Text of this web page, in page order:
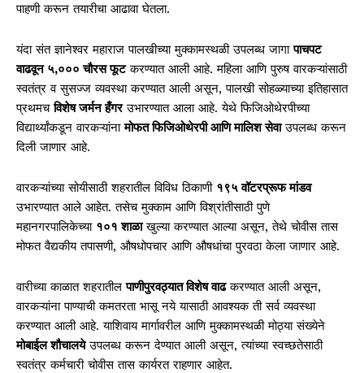
पाहणी करून तयारीचा आढावा घेतला.
यंदा संत ज्ञानेश्वर महाराज पालखीच्या मुक्कामस्थळी उपलब्ध जागापाचपट
वाढवून ५,००० चौरस फूटकरण्यात आली आहे. महिला आणि पुरुष वारकऱ्यांसाठी
स्वतंत्र व सुसज्ज व्यवस्था करण्यात आली असून, पालखी सोहळ्याच्या इतिहासात
प्रथमचविशेष जर्मन हँगरउभारण्यात आला आहे. येथे फिजिओथेरपीच्या
विद्यार्थ्यांकडून वारकऱ्यांनामोफत फिजिओथेरपी आणि मालिश सेवाउपलब्ध करून
दिली जाणार आहे.
वारकऱ्यांच्या सोयीसाठी शहरातील विविध ठिकाणी १९५ वॉटरप्रूफ मांडव
उभारण्यात आले आहेत. तसेच मुक्काम आणि विश्रांतीसाठी पुणे
महानगरपालिकेच्या १०१ शाळाखुल्या करण्यात आल्या असून, तेथे चोवीस तास
मोफत वैद्यकीय तपासणी, औषधोपचार आणि औषधांचा पुरवठा केला जाणार आहे.
वारीच्या काळात शहरातीलपाणीपुरवठ्यात विशेष वाढकरण्यात आली असून,
वारकऱ्यांना पाण्याची कमतरता भासू नये यासाठी आवश्यक ती सर्व व्यवस्था
करण्यात आली आहे. याशिवाय मार्गावरील आणि मुक्कामस्थळी मोठ्या संख्येने
मोबाईल शौचालयेउपलब्ध करून देण्यात आली असून, त्यांच्या स्वच्छतेसाठी
स्वतंत्र कर्मचारी चोवीस तास कार्यरत राहणार आहेत.